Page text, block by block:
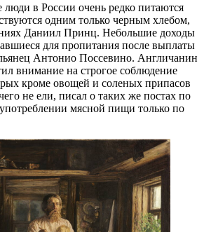
в России очень редко питаются
одним только черным хлебом,
Даниил Принц. Небольшие доходы
для пропитания после выплаты
Антонио Поссевино. Англичанин
внимание на строгое соблюдение
кроме овощей и соленых припасов
не ели, писал о таких же постах по
мясной пищи только по